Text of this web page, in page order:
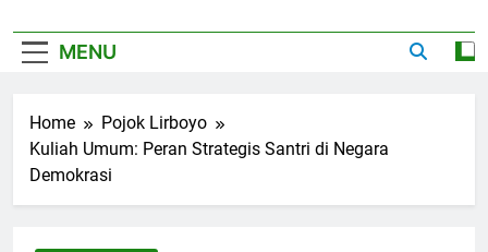
MENU
Home
Pojok Lirboyo
Kuliah Umum: Peran Strategis Santri di Negara
Demokrasi